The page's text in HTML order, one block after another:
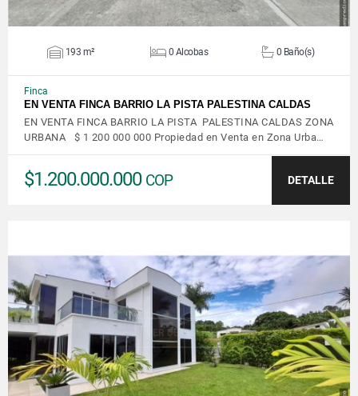
193 m² 0 Alcobas 0 Baño(s)
Finca
EN VENTA FINCA BARRIO LA PISTA PALESTINA CALDAS
EN VENTA FINCA BARRIO LA PISTA PALESTINA CALDAS ZONA
URBANA $ 1 200 000 000 Propiedad en Venta en Zona Urba…
$1.200.000.000 COP DETALLE
VER DETALLES